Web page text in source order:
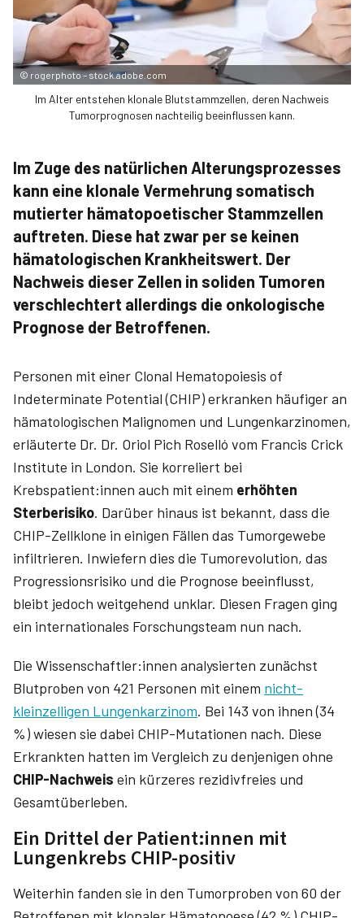
© rogerphoto – stock.adobe.com
Im Alter entstehen klonale Blutstammzellen, deren Nachweis
Tumorprognosen nachteilig beeinflussen kann.
Im Zuge des natürlichen Alterungsprozesses
kann eine klonale Vermehrung somatisch
mutierter hämatopoetischer Stammzellen
auftreten. Diese hat zwar per se keinen
hämatologischen Krankheitswert. Der
Nachweis dieser Zellen in soliden Tumoren
verschlechtert allerdings die onkologische
Prognose der Betroffenen.
Personen mit einer Clonal Hematopoiesis of
Indeterminate Potential (CHIP) erkranken häufiger an
hämatologischen Malignomen und Lungenkarzinomen,
erläuterte Dr. Dr. Oriol Pich Roselló vom Francis Crick
Institute in London. Sie korreliert bei
Krebspatient:innen auch mit einem erhöhten
Sterberisiko. Darüber hinaus ist bekannt, dass die
CHIP-Zellklone in einigen Fällen das Tumorgewebe
infiltrieren. Inwiefern dies die Tumorevolution, das
Progressionsrisiko und die Prognose beeinflusst,
bleibt jedoch weitgehend unklar. Diesen Fragen ging
ein internationales Forschungsteam nun nach.
Die Wissenschaftler:innen analysierten zunächst
Blutproben von 421 Personen mit einem nicht-
kleinzelligen Lungenkarzinom. Bei 143 von ihnen (34
%) wiesen sie dabei CHIP-Mutationen nach. Diese
Erkrankten hatten im Vergleich zu denjenigen ohne
CHIP-Nachweis ein kürzeres rezidivfreies und
Gesamtüberleben.
Ein Drittel der Patient:innen mit
Lungenkrebs CHIP-positiv
Weiterhin fanden sie in den Tumorproben von 60 der